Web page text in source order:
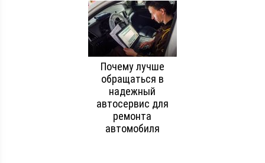
Почему лучше
обращаться в
надежный
автосервис для
ремонта
автомобиля